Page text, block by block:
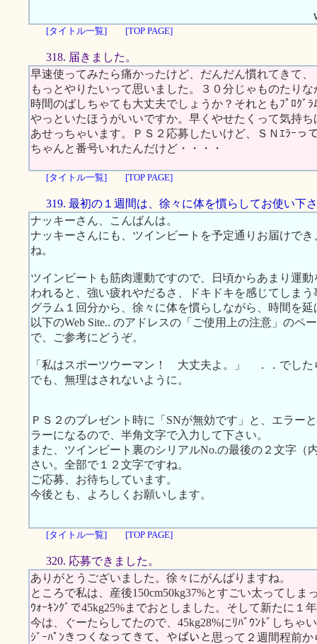
[タイトル一覧]
[TOP PAGE]
318. 届きました。
早速使ってみたら痛かったけど、だんだん慣れてきて、
もっとやりたいって思いました。３０分じゃものたりな
時間のばしちゃても大丈夫でしょうか？それともﾌﾟﾛｸﾞﾗ
やっといたほうがいいですか。早くやせたくって気持ち
あせっちゃいます。ＰＳ２応募したいけど、ＳＮｴﾗｰっ
ちゃんと番号いれたんだけど・・・・
[タイトル一覧] [TOP PAGE]
319. 最初の１週間は、徐々に体を慣らしてお使い下
ナッキーさん、こんばんは。
ナッキーさんにも、ツインビートを予定通りお届けで
ね。
ツインビートも筋肉運動ですので、日頃からあまり運
われると、強い疲れやだるさ、ドキドキを感じてしま
グラム１回分から、徐々に体を慣らしながら、時間を
以下のWeb Site.. のアドレスの「ご使用上の注意」のペ
で、ご参考にどうぞ。
「私はスポーツウーマン！ 大丈夫よ。」 ．．でした
でも、無理はされないように。
ＰＳ２のプレゼント時に「SNが無効です」と、エラー
ラーになるので、半角文字で入力して下さい。
また、ツインビート裏のシリアルNo.の最後の２文字（
さい。全部で１２文字ですね。
ご応募、お待ちしています。
今後とも、よろしくお願いします。
[タイトル一覧] [TOP PAGE]
320. 応募できました。
ありがとうございました。徐々にがんばりますね。
ところで私は、産後150cm50kg37%とすごい太ってしま
ｳｫｰｷﾝｸﾞで45kg25%までおとしました。そして新たに１
今は、ぐーたらしてたので、45kg28%にﾘﾊﾞｳﾝﾄﾞしちゃ
ｼﾞｰﾊﾟﾝきつくなってきて、やばいと思って２週間程前か